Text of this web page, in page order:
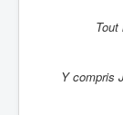
Y compris